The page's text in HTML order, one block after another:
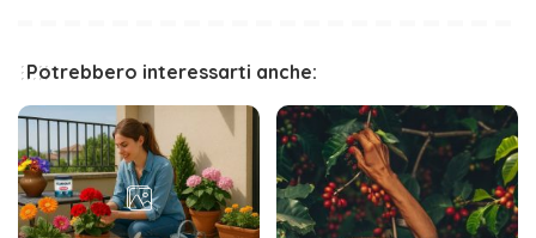
Potrebbero interessarti anche: